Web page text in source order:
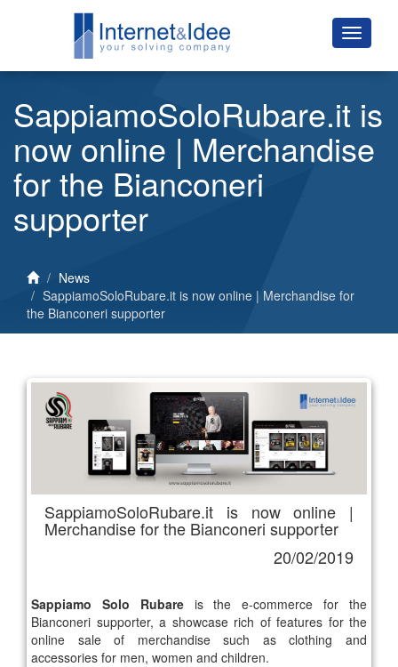
SappiamoSoloRubare.it is
now online | Merchandise
for the Bianconeri
supporter
News
SappiamoSoloRubare.it is now online | Merchandise for
the Bianconeri supporter
SappiamoSoloRubare.it is now online |
Merchandise for the Bianconeri supporter
20/02/2019
Sappiamo Solo Rubareis the e-commerce for the
Bianconeri supporter, a showcase rich of features for the
online sale of merchandise such as clothing and
accessories for men, women and children.